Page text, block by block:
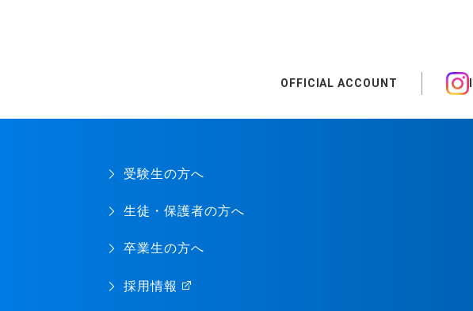
OFFICIAL ACCOUNT
受験生の方へ
生徒・保護者の方へ
卒業生の方へ
採用情報